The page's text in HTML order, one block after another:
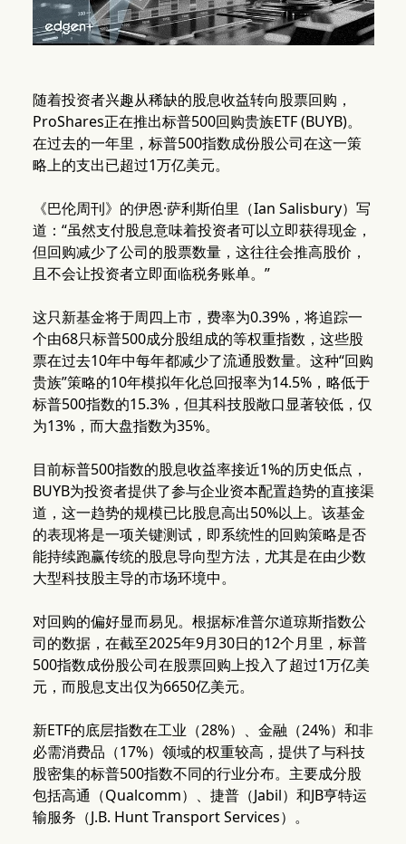
随着投资者兴趣从稀缺的股息收益转向股票回购，
ProShares正在推出标普500回购贵族ETF (BUYB)。
在过去的一年里，标普500指数成份股公司在这一策
略上的支出已超过1万亿美元。
《巴伦周刊》的伊恩·萨利斯伯里（Ian Salisbury）写
道：“虽然支付股息意味着投资者可以立即获得现金，
但回购减少了公司的股票数量，这往往会推高股价，
且不会让投资者立即面临税务账单。”
这只新基金将于周四上市，费率为0.39%，将追踪一
个由68只标普500成分股组成的等权重指数，这些股
票在过去10年中每年都减少了流通股数量。这种“回购
贵族”策略的10年模拟年化总回报率为14.5%，略低于
标普500指数的15.3%，但其科技股敞口显著较低，仅
为13%，而大盘指数为35%。
目前标普500指数的股息收益率接近1%的历史低点，
BUYB为投资者提供了参与企业资本配置趋势的直接渠
道，这一趋势的规模已比股息高出50%以上。该基金
的表现将是一项关键测试，即系统性的回购策略是否
能持续跑赢传统的股息导向型方法，尤其是在由少数
大型科技股主导的市场环境中。
对回购的偏好显而易见。根据标准普尔道琼斯指数公
司的数据，在截至2025年9月30日的12个月里，标普
500指数成份股公司在股票回购上投入了超过1万亿美
元，而股息支出仅为6650亿美元。
新ETF的底层指数在工业（28%）、金融（24%）和非
必需消费品（17%）领域的权重较高，提供了与科技
股密集的标普500指数不同的行业分布。主要成分股
包括高通（Qualcomm）、捷普（Jabil）和JB亨特运
输服务（J.B. Hunt Transport Services）。